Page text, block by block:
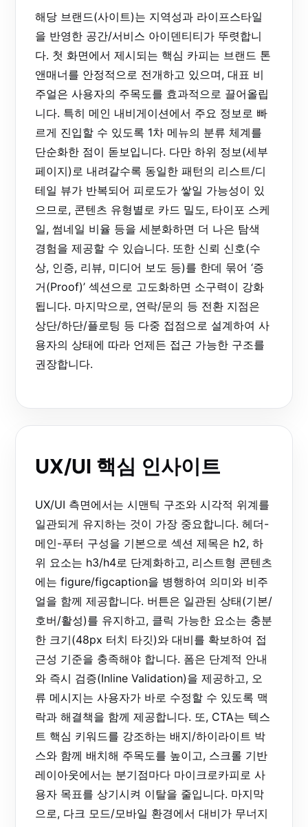
해당 브랜드(사이트)는 지역성과 라이프스타일
을 반영한 공간/서비스 아이덴티티가 뚜렷합니
다. 첫 화면에서 제시되는 핵심 카피는 브랜드 톤
앤매너를 안정적으로 전개하고 있으며, 대표 비
주얼은 사용자의 주목도를 효과적으로 끌어올립
니다. 특히 메인 내비게이션에서 주요 정보로 빠
르게 진입할 수 있도록 1차 메뉴의 분류 체계를
단순화한 점이 돋보입니다. 다만 하위 정보(세부
페이지)로 내려갈수록 동일한 패턴의 리스트/디
테일 뷰가 반복되어 피로도가 쌓일 가능성이 있
으므로, 콘텐츠 유형별로 카드 밀도, 타이포 스케
일, 썸네일 비율 등을 세분화하면 더 나은 탐색
경험을 제공할 수 있습니다. 또한 신뢰 신호(수
상, 인증, 리뷰, 미디어 보도 등)를 한데 묶어 ‘증
거(Proof)’ 섹션으로 고도화하면 소구력이 강화
됩니다. 마지막으로, 연락/문의 등 전환 지점은
상단/하단/플로팅 등 다중 접점으로 설계하여 사
용자의 상태에 따라 언제든 접근 가능한 구조를
권장합니다.
UX/UI 핵심 인사이트
UX/UI 측면에서는 시맨틱 구조와 시각적 위계를
일관되게 유지하는 것이 가장 중요합니다. 헤더-
메인-푸터 구성을 기본으로 섹션 제목은 h2, 하
위 요소는 h3/h4로 단계화하고, 리스트형 콘텐츠
에는 figure/figcaption을 병행하여 의미와 비주
얼을 함께 제공합니다. 버튼은 일관된 상태(기본/
호버/활성)를 유지하고, 클릭 가능한 요소는 충분
한 크기(48px 터치 타깃)와 대비를 확보하여 접
근성 기준을 충족해야 합니다. 폼은 단계적 안내
와 즉시 검증(Inline Validation)을 제공하고, 오
류 메시지는 사용자가 바로 수정할 수 있도록 맥
락과 해결책을 함께 제공합니다. 또, CTA는 텍스
트 핵심 키워드를 강조하는 배지/하이라이트 박
스와 함께 배치해 주목도를 높이고, 스크롤 기반
레이아웃에서는 분기점마다 마이크로카피로 사
용자 목표를 상기시켜 이탈을 줄입니다. 마지막
으로, 다크 모드/모바일 환경에서 대비가 무너지